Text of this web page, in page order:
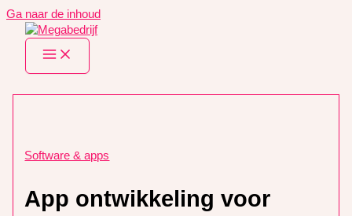
Ga naar de inhoud
Software & apps
App ontwikkeling voor